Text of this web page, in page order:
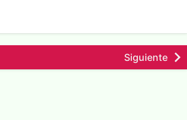
Siguiente